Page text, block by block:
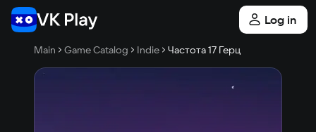
Log in
Main Game Catalog Indie Частота 17 Герц